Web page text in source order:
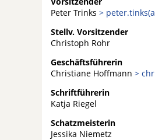
Peter Trinks >
Stellv. Vorsitzender
Christoph Rohr
Geschäftsführerin
Christiane Hoffmann >
Schriftführerin
Katja Riegel
Schatzmeisterin
Jessika Niemetz